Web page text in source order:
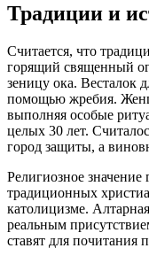
Традиции и
Считается, что
горящий священный
зеницу ока. Весталок
помощью жребия.
выполняя особые
целых 30 лет.
город защиты, а
Религиозное значение
традиционных
католицизме.
реальным
ставят для почитания